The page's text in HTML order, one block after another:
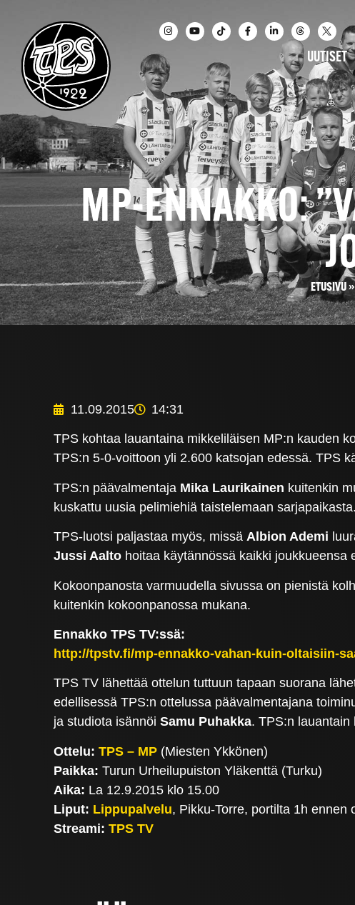
UUTISET
MP-ENNAKKO:
ETUSIVU»
11.09.2015 14:31
TPS kohtaa lauantaina mikkeliläisen MP:n kauden
TPS:n 5-0-voittoon yli 2.600 katsojan edessä. TPS
TPS:n päävalmentaja Mika Laurikainen kuitenkin
kuskattu uusia pelimiehiä taistelemaan
TPS-luotsi paljastaa myös, missäAlbion Ademi
Jussi Aalto hoitaa käytännössä kaikki joukkueensa
Kokoonpanosta varmuudella sivussa on pienistä
kuitenkin kokoonpanossa mukana.
Ennakko TPS TV:ssä:
http://tpstv.fi/mp-ennakko-vahan-kuin-oltaisiin-
TPS TV lähettää ottelun tuttuun tapaan suorana
edellisessä TPS:n ottelussa päävalmentajana
ja studiota isännöiSamu Puhakka. TPS:n lauantain
Ottelu: TPS – MP (Miesten Ykkönen)
Paikka: Turun Urheilupuiston Yläkenttä (Turku)
Aika: La 12.9.2015 klo 15.00
Liput: Lippupalvelu, Pikku-Torre, portilta 1h ennen
Streami: TPS TV